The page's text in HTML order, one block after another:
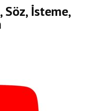
Söz, İsteme,